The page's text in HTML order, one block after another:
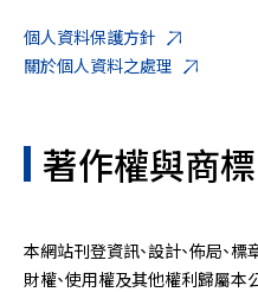
個人資料保護方針
關於個人資料之處理
著作權與商標
本網站刊登資訊、設計、佈局、
財權、使用權及其他權利歸屬